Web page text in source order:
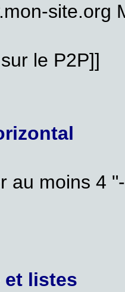
site.org
le P2P]]
au moins 4
et listes